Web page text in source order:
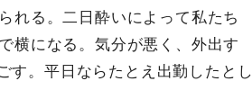
れる。二日酔いによって私たち
横になる。気分が悪く、外出す
す。平日ならたとえ出勤したとし